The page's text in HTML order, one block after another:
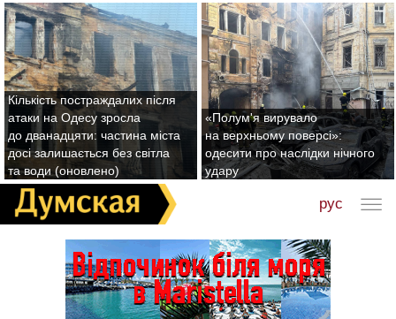
Кількість постраждалих після
атаки на Одесу зросла
до дванадцяти: частина міста
досі залишається без світла
та води (оновлено)
«Полум'я вирувало
на верхньому поверсі»:
одесити про наслідки нічного
удару
рус